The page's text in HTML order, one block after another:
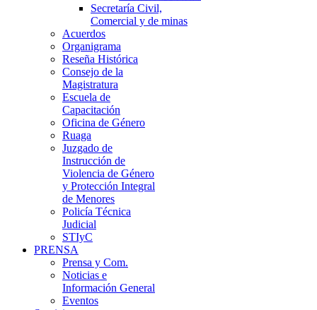
Secretaría Civil,
Comercial y de minas
Acuerdos
Organigrama
Reseña Histórica
Consejo de la
Magistratura
Escuela de
Capacitación
Oficina de Género
Ruaga
Juzgado de
Instrucción de
Violencia de Género
y Protección Integral
de Menores
Policía Técnica
Judicial
STIyC
PRENSA
Prensa y Com.
Noticias e
Información General
Eventos